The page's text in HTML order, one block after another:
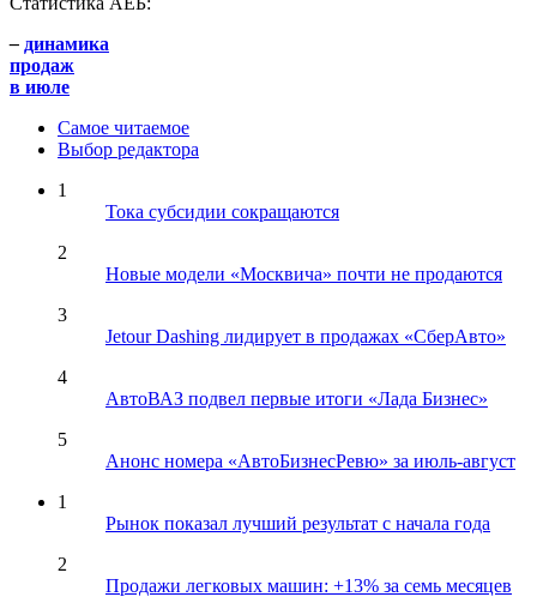
– динамика
продаж
в июле
Самое читаемое
Выбор редактора
1
Тока субсидии сокращаются
2
Новые модели «Москвича» почти не продаются
3
Jetour Dashing лидирует в продажах «СберАвто»
4
АвтоВАЗ подвел первые итоги «Лада Бизнес»
5
Анонс номера «АвтоБизнесРевю» за июль-август
1
Рынок показал лучший результат с начала года
2
Продажи легковых машин: +13% за семь месяцев